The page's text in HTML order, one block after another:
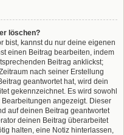
löschen?
bist, kannst du nur deine eigenen
einen Beitrag bearbeiten, indem
Beitrag anklickst;
nach seiner Erstellung
geantwortet hat, wird dein
gekennzeichnet. Es wird sowohl
angezeigt. Dieser
auf deinen Beitrag geantwortet
deinen Beitrag überarbeitet
halten, eine Notiz hinterlassen,